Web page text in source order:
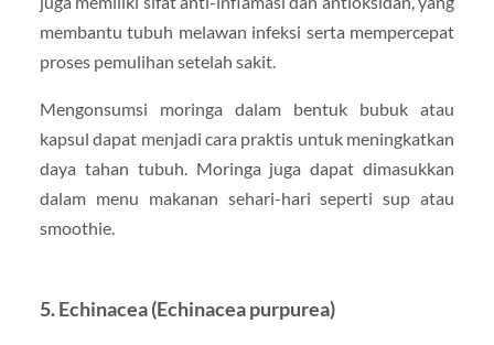
membantu tubuh melawan infeksi serta mempercepat
proses pemulihan setelah sakit.
Mengonsumsi moringa dalam bentuk bubuk atau
kapsul dapat menjadi cara praktis untuk meningkatkan
daya tahan tubuh. Moringa juga dapat dimasukkan
dalam menu makanan sehari-hari seperti sup atau
smoothie.
5.Echinacea (Echinacea purpurea)